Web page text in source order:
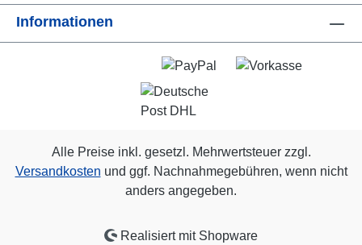
Informationen
Alle Preise inkl. gesetzl. Mehrwertsteuer zzgl.
Versandkosten und ggf. Nachnahmegebühren, wenn nicht
anders angegeben.
Realisiert mit Shopware